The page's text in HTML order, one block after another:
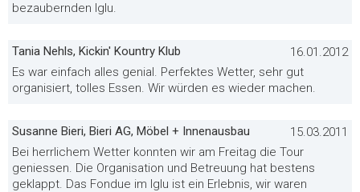
bezaubernden Iglu.
Tania Nehls, Kickin' Kountry Klub
16.01.2012
Es war einfach alles genial. Perfektes Wetter, sehr gut
organisiert, tolles Essen. Wir würden es wieder machen.
Susanne Bieri, Bieri AG, Möbel + Innenausbau
15.03.2011
Bei herrlichem Wetter konnten wir am Freitag die Tour
geniessen. Die Organisation und Betreuung hat bestens
geklappt. Das Fondue im Iglu ist ein Erlebnis, wir waren